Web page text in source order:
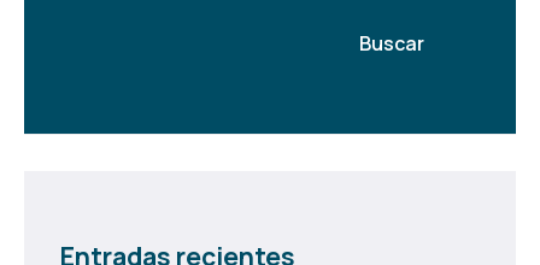
Buscar
Entradas recientes